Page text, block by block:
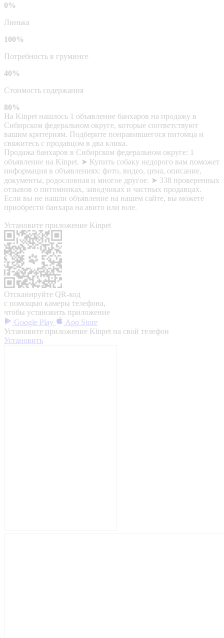
0%
Линька
100%
Потребность в груминге
40%
Стоимость содержания
80%
На Kinpet нашлось 1 объявление банхаров на продажу в
Сибирском федеральном округе, которые соответствуют
вашим критериям. Подберите понравившегося питомца и
свяжитесь с продавцом в два клика.
Продажа банхаров в Сибирском федеральном округе: 1
объявление на Kinpet. ➤ Купить собаку недорого вам поможет
информация в объявлениях: фото, видео, цена, описание,
документы, родословная и многое другое. ➤ 338 проверенных
отзывов о питомниках, заводчиках и частных продавцах.
Если вы не нашли объявление на нашем сайте, вы можете
приобрести банхара на авито или юле.
Установите приложение Kinpet
Отсканируйте QR-код
с помощью камеры телефона,
чтобы установить приложение
Google Play
App Store
Установите приложение Kinpet на свой телефон
Установить